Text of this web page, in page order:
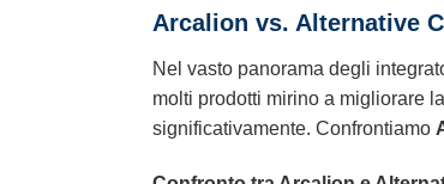
Arcalion vs. Alternative
Nel vasto panorama degli
molti prodotti mirino a migliorare
significativamente. Confrontiamo